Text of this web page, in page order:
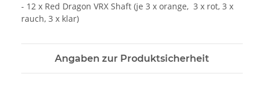
- 12 x Red Dragon VRX Shaft (je 3 x orange, 3 x rot, 3 x
rauch, 3 x klar)
Angaben zur Produktsicherheit